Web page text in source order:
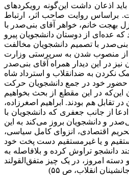
اذعان داشت این‌گونه رویکردهای
براساس روایت صاحب اثر، ارتباط
بهجت خانم، خواهر آقای بنی‌صدر با
عده‌ای از دوستان دانشجویان پیرو
شد…» (همان، ص ۷۸) البته جعفری بلافاصله مدعی است که بنی‌صدر با تصمیم دانشجویان مخالفت
از منصوب شدن به سرپرستی وزارت
در این دیدار همراه آقای بنی‌صدر
نکردن به ضدانقلاب و استرداد شاه
پیدا کند نه تنها با حضور خود در جمع دانشجویان حرکت
این‌که در این مقطع از بحث بخواهیم
تقابل هم بودند. ابراهیم اصغرزاده،
جمهوری مرزبندی داشتیم» (هفته‌نامه شهروند، امروز شماره ۵۴، تاریخ ۱۳/‏۰۸/‏۸۶‬ بنابراین طرح این ادعا از جانب جعفری که دانشجویان با
و دانشجویان بروز می‌کند به این
اقتصادی، انزوای کامل سیاسی،
و یا غیرمستقیم دست پخت خود
دانشجو تراوش کرده و بلافاصله به
امروز، در یک چیز متفق‌القولند
انقلاب، ص ۵۵)